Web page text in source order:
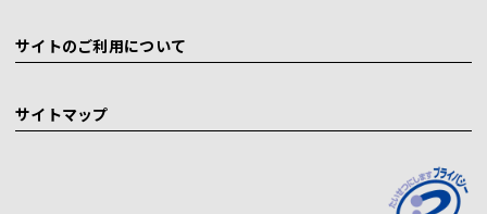
サイトのご利用について
サイトマップ